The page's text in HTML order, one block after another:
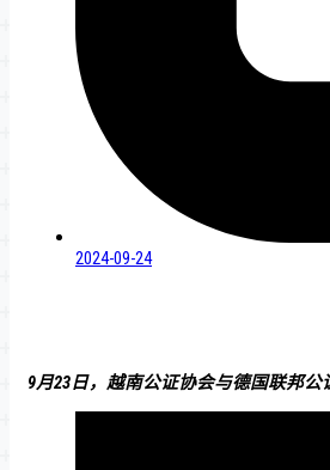
2024-09-24
9月23日，越南公证协会与德国联邦公